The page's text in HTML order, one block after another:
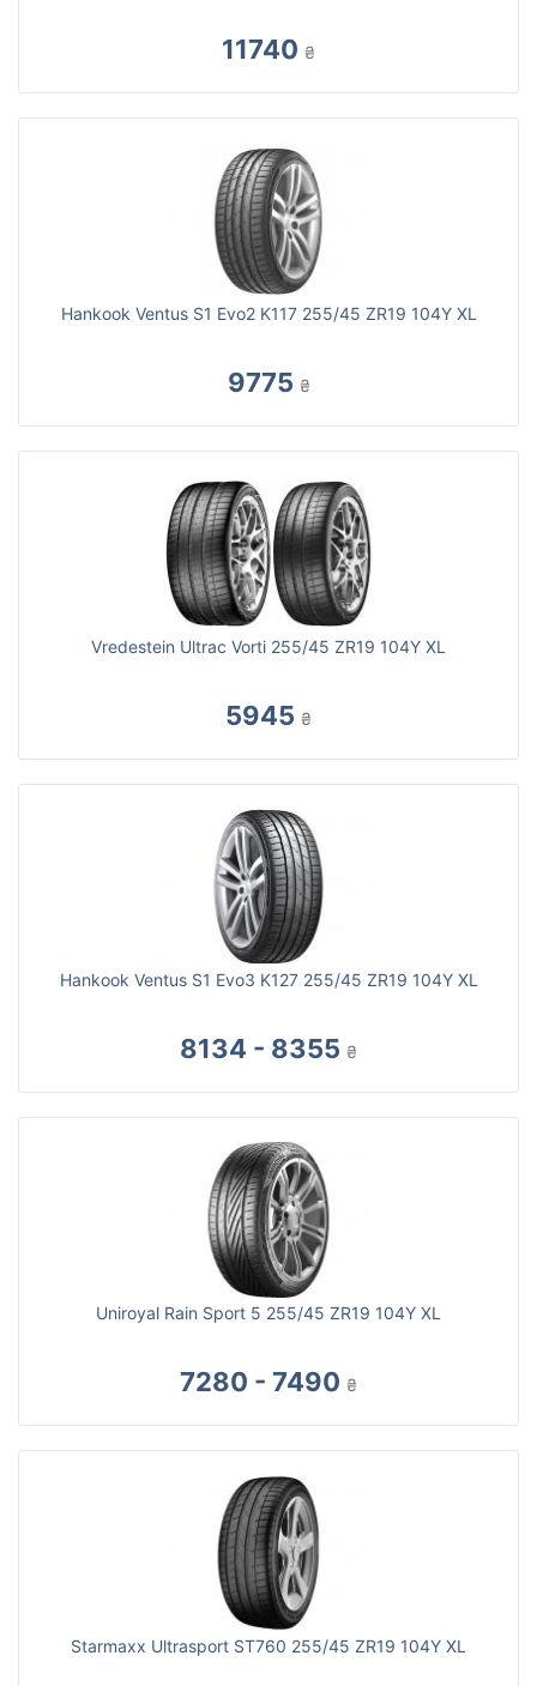
11740 ₴
Hankook Ventus S1 Evo2 K117 255/45 ZR19 104Y XL
9775 ₴
Vredestein Ultrac Vorti 255/45 ZR19 104Y XL
5945 ₴
Hankook Ventus S1 Evo3 K127 255/45 ZR19 104Y XL
8134 - 8355 ₴
Uniroyal Rain Sport 5 255/45 ZR19 104Y XL
7280 - 7490 ₴
Starmaxx Ultrasport ST760 255/45 ZR19 104Y XL